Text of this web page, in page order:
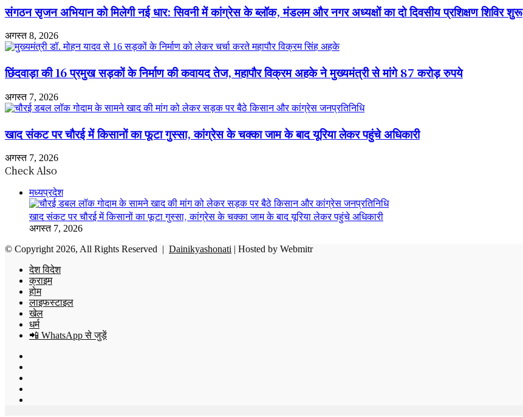
सहायता
संगठन सृजन अभियान को मिलेगी नई धार: सिवनी में कांग्रेस के ब्लॉक, मंडलम और नगर अध्यक्षों का दो दिवसीय प्रशिक्षण शिविर शुरू
अगस्त 8, 2026
छिंदवाड़ा की 16 प्रमुख सड़कों के निर्माण की कवायद तेज, महापौर विक्रम अहके ने मुख्यमंत्री से मांगे 87 करोड़ रुपये
अगस्त 7, 2026
खाद संकट पर चौरई में किसानों का फूटा गुस्सा, कांग्रेस के चक्का जाम के बाद यूरिया लेकर पहुंचे अधिकारी
अगस्त 7, 2026
Check Also
मध्यप्रदेश
खाद संकट पर चौरई में किसानों का फूटा गुस्सा, कांग्रेस के चक्का जाम के बाद यूरिया लेकर पहुंचे अधिकारी
अगस्त 7, 2026
© Copyright 2026, All Rights Reserved | Dainikyashonati | Hosted by Webmitr
देश विदेश
क्राइम
होम
लाइफस्टाइल
खेल
धर्म
📲 WhatsApp से जुड़ें